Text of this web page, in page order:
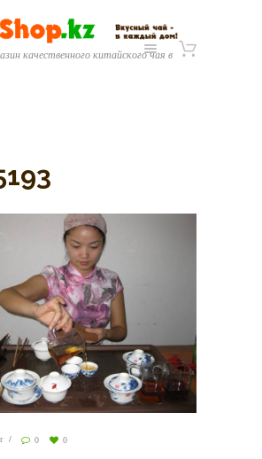
качественного китайского чая в
0 0